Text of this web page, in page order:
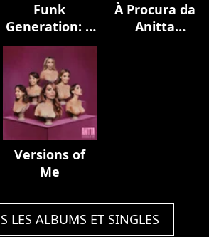
Funk
Generation: A
Favela Love
Story
À Procura da
Anitta
Versions of
Me
LES ALBUMS ET SINGLES